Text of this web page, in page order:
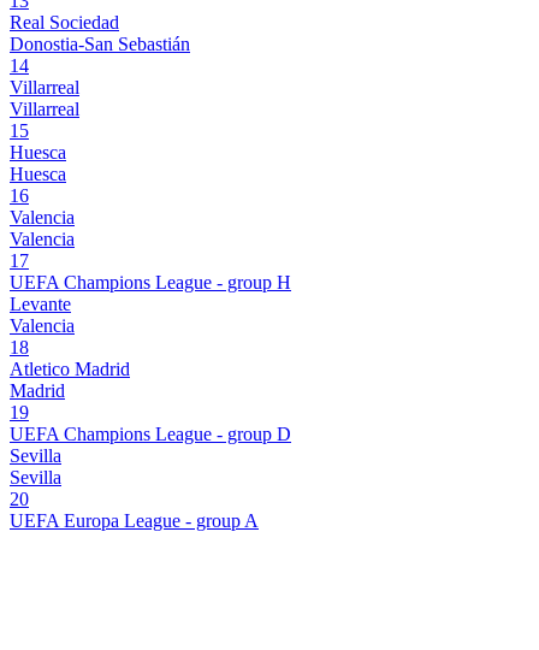
Real Sociedad
Donostia-San Sebastián
14
Villarreal
Villarreal
15
Huesca
Huesca
16
Valencia
Valencia
17
UEFA Champions League - group H
Levante
Valencia
18
Atletico Madrid
Madrid
19
UEFA Champions League - group D
Sevilla
Sevilla
20
UEFA Europa League - group A